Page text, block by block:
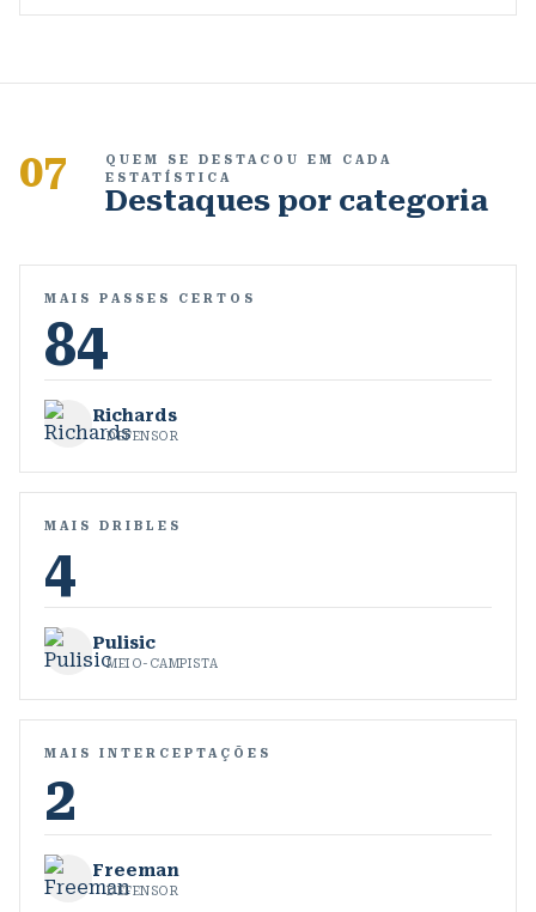
07
QUEM SE DESTACOU EM CADA
ESTATÍSTICA
Destaques por categoria
MAIS PASSES CERTOS
84
Richards
DEFENSOR
MAIS DRIBLES
4
Pulisic
MEIO-CAMPISTA
MAIS INTERCEPTAÇÕES
2
Freeman
DEFENSOR